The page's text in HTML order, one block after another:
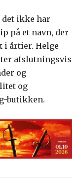
det ikke har
på et navn, der
i årtier. Helge
afslutningsvis
og
og
butikken.